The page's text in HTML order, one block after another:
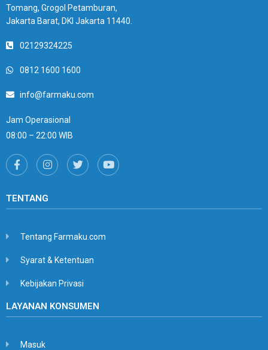
Tomang, Grogol Petamburan,
Jakarta Barat, DKI Jakarta 11440.
02129324225
0812 1600 1600
info@farmaku.com
Jam Operasional
08:00 – 22:00 WIB
TENTANG
Tentang Farmaku.com
Syarat & Ketentuan
Kebijakan Privasi
LAYANAN KONSUMEN
Masuk